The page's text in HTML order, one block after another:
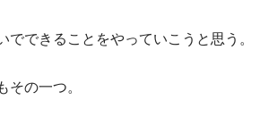
でできることをやっていこうと思う。
その一つ。